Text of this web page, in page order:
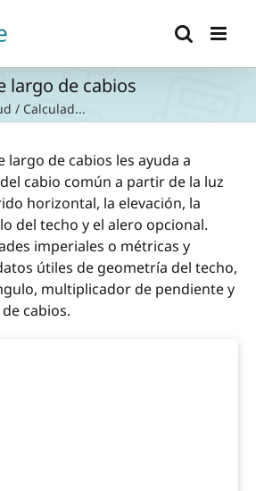
largo de cabios
/ Calculad...
largo de cabios les ayuda a
cabio común a partir de la luz
horizontal, la elevación, la
del techo y el alero opcional.
imperiales o métricas y
útiles de geometría del techo,
multiplicador de pendiente y
cabios.